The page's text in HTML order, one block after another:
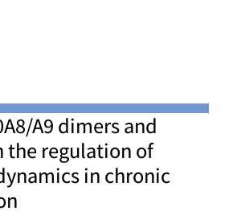
A9 dimers and
the regulation of
in chronic